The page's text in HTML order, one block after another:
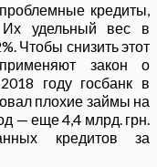
кредиты,
удельный вес в
Чтобы снизить этот
закон о
году госбанк в
плохие займы на
— еще 4,4 млрд. грн.
кредитов за